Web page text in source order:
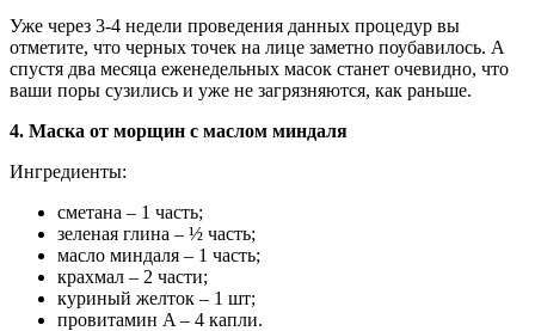
Уже через 3-4 недели проведения данных процедур вы
отметите, что черных точек на лице заметно поубавилось. А
спустя два месяца еженедельных масок станет очевидно, что
ваши поры сузились и уже не загрязняются, как раньше.
4. Маска от морщин с маслом миндаля
Ингредиенты:
сметана – 1 часть;
зеленая глина – ½ часть;
масло миндаля – 1 часть;
крахмал – 2 части;
куриный желток – 1 шт;
провитамин A – 4 капли.